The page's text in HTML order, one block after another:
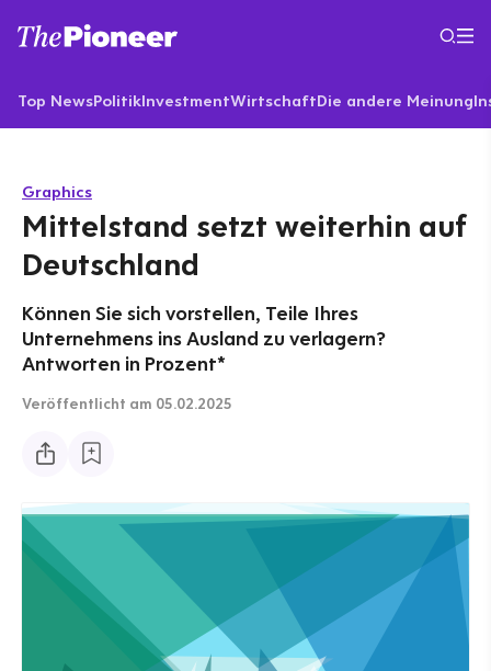
Top NewsPolitikInvestmentWirtschaftDie andere Meinung
Graphics
Mittelstand setzt weiterhin auf
Deutschland
Können Sie sich vorstellen, Teile Ihres
Unternehmens ins Ausland zu verlagern?
Antworten in Prozent*
Veröffentlicht am 05.02.2025